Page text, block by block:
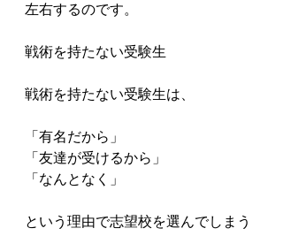
左右するのです。
戦術を持たない受験生
戦術を持たない受験生は、
「有名だから」
「友達が受けるから」
「なんとなく」
という理由で志望校を選んでしまう